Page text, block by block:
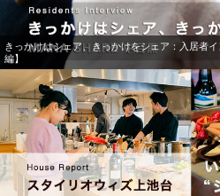
きっかけはシェア、きっかけをシェア：入居者
編】